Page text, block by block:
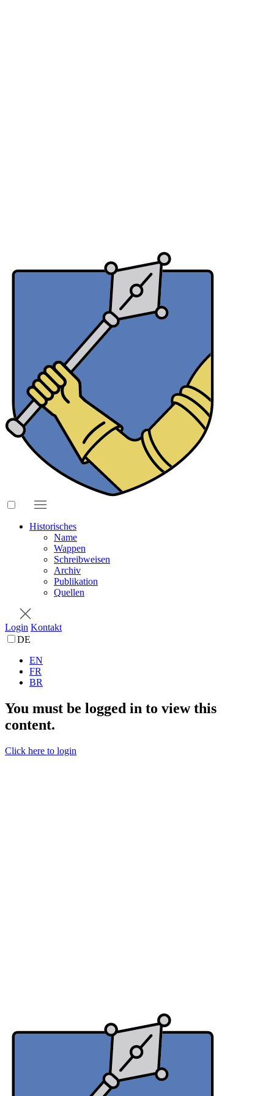
Historisches
Name
Wappen
Schreibweisen
Archiv
Publikation
Quellen
Login Kontakt
DE
EN
FR
BR
You must be logged in to view this
content.
Click here to login